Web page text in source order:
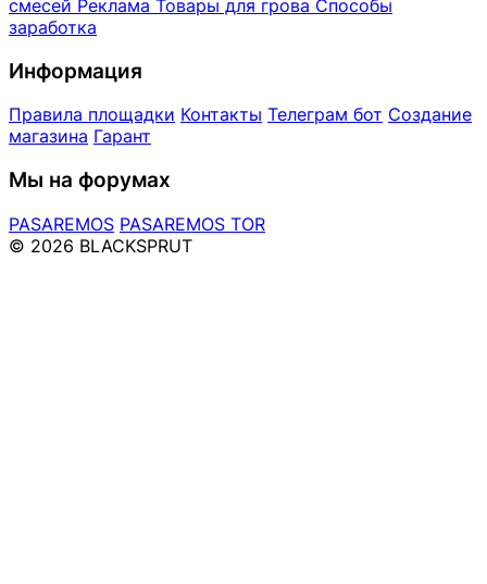
смесей Реклама Товары для грова Способы
заработка
Информация
Правила площадки Контакты Телеграм бот Создание
магазина Гарант
Мы на форумах
PASAREMOS PASAREMOS TOR
© 2026 BLACKSPRUT